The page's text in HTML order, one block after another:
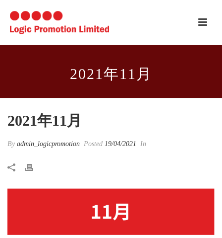
2021年11月
2021年11月
By admin_logicpromotion Posted 19/04/2021 In